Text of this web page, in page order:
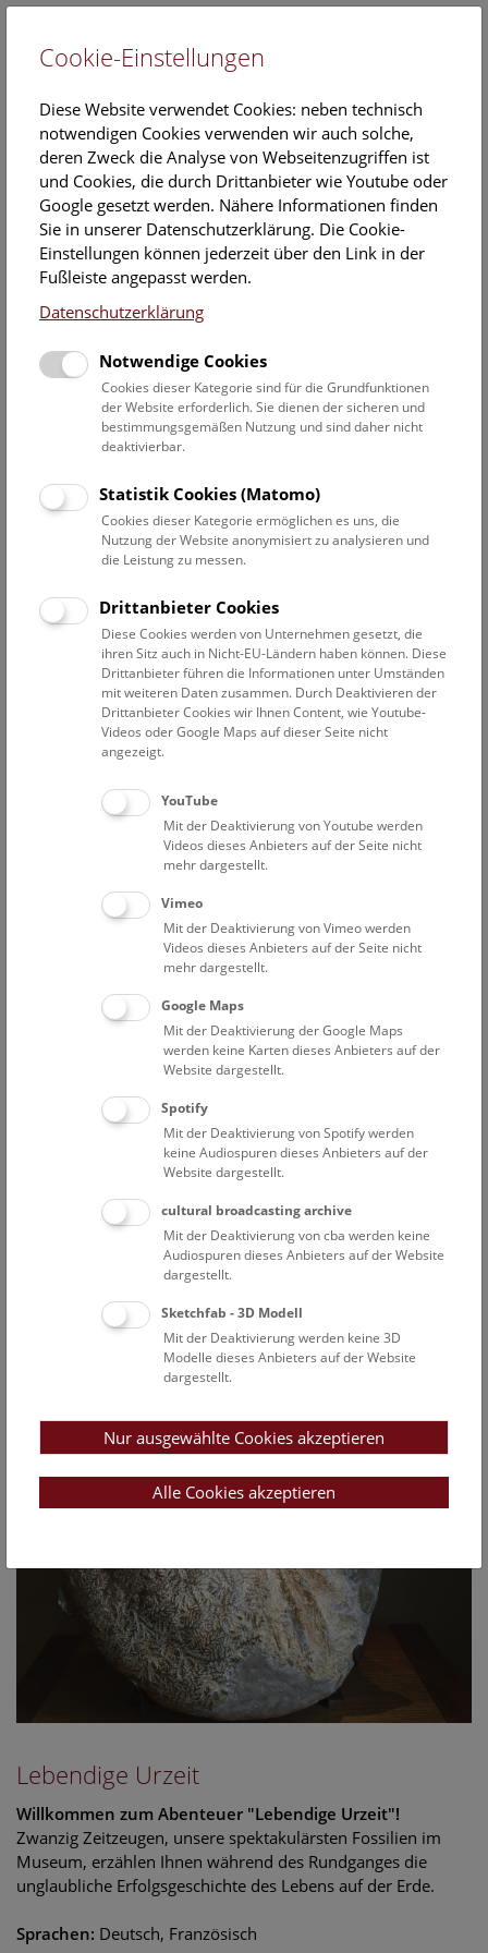
EN
Audioguides
Am Infostand können Sie Audioguides ausleihen. Diese
sind technisch so ausgestattet, dass sie mit Hörgeräten
Wir wüschen eine spannende Reise und freudvolles
Entdecken!
Euro 6,00 pro Audioguide
Folgende zwei Themenwege führen durch das Museum:
Top 100
100 Objekte; 100 erzählte Geschichten laden ein, tausende
Deutsch, Englisch, Französisch, Italienisch,
Russisch und Spanisch
Die "Top 100" auf Google Arts & Culture
Lebendige Urzeit
Willkommen zum Abenteuer "Lebendige Urzeit"!
Zwanzig Zeitzeugen, unsere spektakulärsten Fossilien im
Museum, erzählen Ihnen während des Rundganges die
unglaubliche Erfolgsgeschichte des Lebens auf der Erde.
Sprachen: Deutsch, Französisch
Cookie-Einstellungen
Diese Website verwendet Cookies: neben technisch
notwendigen Cookies verwenden wir auch solche,
deren Zweck die Analyse von Webseitenzugriffen ist
und Cookies, die durch Drittanbieter wie Youtube oder
Google gesetzt werden. Nähere Informationen finden
Sie in unserer Datenschutzerklärung. Die Cookie-
Einstellungen können jederzeit über den Link in der
Fußleiste angepasst werden.
Datenschutzerklärung
Notwendige Cookies
Cookies dieser Kategorie sind für die Grundfunktionen
der Website erforderlich. Sie dienen der sicheren und
bestimmungsgemäßen Nutzung und sind daher nicht
deaktivierbar.
Statistik Cookies (Matomo)
Cookies dieser Kategorie ermöglichen es uns, die
Nutzung der Website anonymisiert zu analysieren und
die Leistung zu messen.
Drittanbieter Cookies
Diese Cookies werden von Unternehmen gesetzt, die
ihren Sitz auch in Nicht-EU-Ländern haben können. Diese
Drittanbieter führen die Informationen unter Umständen
mit weiteren Daten zusammen. Durch Deaktivieren der
Drittanbieter Cookies wir Ihnen Content, wie Youtube-
Videos oder Google Maps auf dieser Seite nicht
angezeigt.
YouTube
Mit der Deaktivierung von Youtube werden
Videos dieses Anbieters auf der Seite nicht
mehr dargestellt.
Vimeo
Mit der Deaktivierung von Vimeo werden
Videos dieses Anbieters auf der Seite nicht
mehr dargestellt.
Google Maps
Mit der Deaktivierung der Google Maps
werden keine Karten dieses Anbieters auf der
Website dargestellt.
Spotify
Mit der Deaktivierung von Spotify werden
keine Audiospuren dieses Anbieters auf der
Website dargestellt.
cultural broadcasting archive
Mit der Deaktivierung von cba werden keine
Audiospuren dieses Anbieters auf der Website
dargestellt.
Sketchfab - 3D Modell
Mit der Deaktivierung werden keine 3D
Modelle dieses Anbieters auf der Website
dargestellt.
Nur ausgewählte Cookies akzeptieren
Alle Cookies akzeptieren